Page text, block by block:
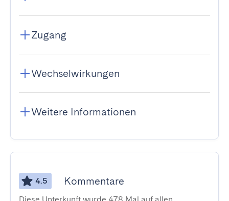
Zugang
Wechselwirkungen
Weitere Informationen
4.5 Kommentare